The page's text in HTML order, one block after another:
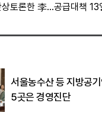
토론한 李…공급대책 13
서울농수산 등 지방공
5곳은 경영진단